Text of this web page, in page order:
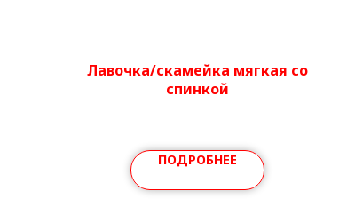
Лавочка/скамейка мягкая со
спинкой
ПОДРОБНЕЕ